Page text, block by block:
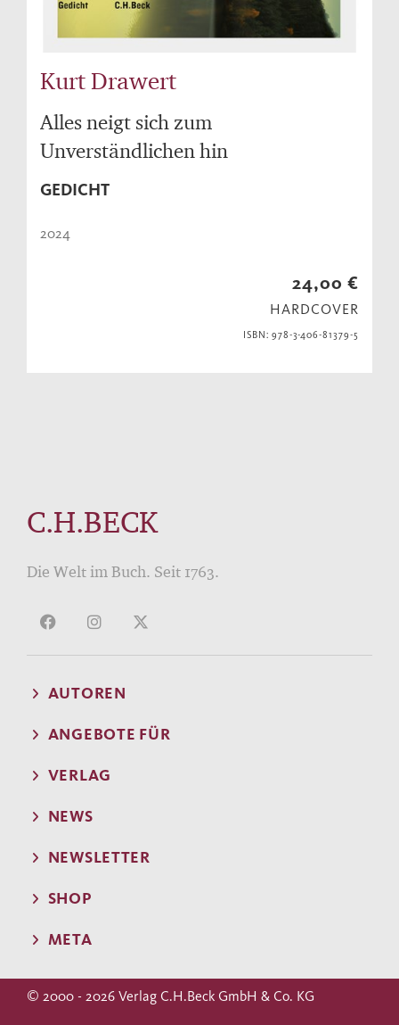
Kurt Drawert
Alles neigt sich zum
Unverständlichen hin
GEDICHT
2024
24,00 €
HARDCOVER
ISBN: 978-3-406-81379-5
C.H.BECK
Die Welt im Buch. Seit 1763.
AUTOREN
ANGEBOTE FÜR
VERLAG
NEWS
NEWSLETTER
SHOP
META
© 2000 - 2026 Verlag C.H.Beck GmbH & Co. KG